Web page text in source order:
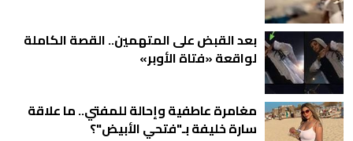
بعد القبض على المتهمين.. القصة الكاملة
لواقعة «فتاة الأوبر»
مغامرة عاطفية وإحالة للمفتي.. ما علاقة
سارة خليفة بـ"فتحي الأبيض"؟